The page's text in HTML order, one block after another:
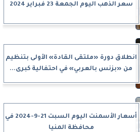
سعر الذهب اليوم الجمعة 23 فبراير 2024
انطلاق دورة «ملتقى القادة» الأولى بتنظيم
من «بزنس بالعربي» في احتفالية كبرى...
أسعار الأسمنت اليوم السبت 21-9-2024 في
محافظة المنيا